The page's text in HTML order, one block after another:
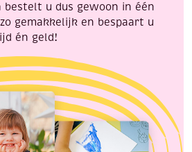
bestelt u dus gewoon in één
gemakkelijk en bespaart u
én geld!